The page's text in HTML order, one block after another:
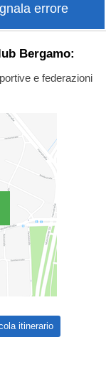
errore
Bergamo:
e federazioni